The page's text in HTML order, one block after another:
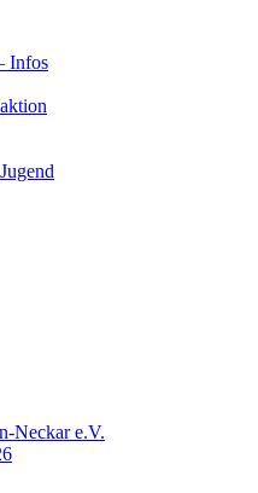
Infos
Neckar e.V.